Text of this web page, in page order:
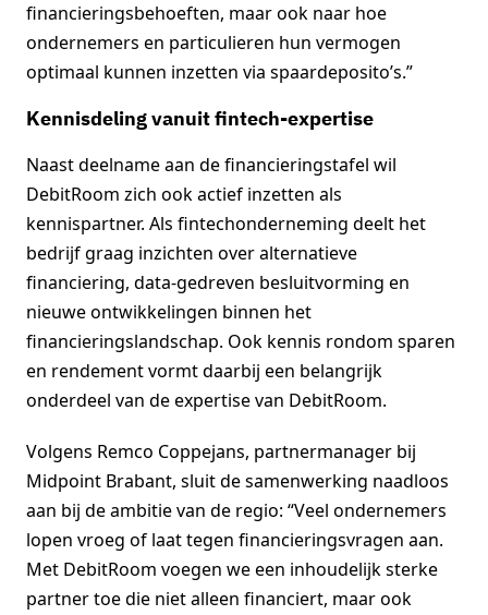
financieringsbehoeften, maar ook naar hoe
ondernemers en particulieren hun vermogen
optimaal kunnen inzetten via spaardeposito’s.”
Kennisdeling vanuit fintech-expertise
Naast deelname aan de financieringstafel wil
DebitRoom zich ook actief inzetten als
kennispartner. Als fintechonderneming deelt het
bedrijf graag inzichten over alternatieve
financiering, data-gedreven besluitvorming en
nieuwe ontwikkelingen binnen het
financieringslandschap. Ook kennis rondom sparen
en rendement vormt daarbij een belangrijk
onderdeel van de expertise van DebitRoom.
Volgens Remco Coppejans, partnermanager bij
Midpoint Brabant, sluit de samenwerking naadloos
aan bij de ambitie van de regio: “Veel ondernemers
lopen vroeg of laat tegen financieringsvragen aan.
Met DebitRoom voegen we een inhoudelijk sterke
partner toe die niet alleen financiert, maar ook